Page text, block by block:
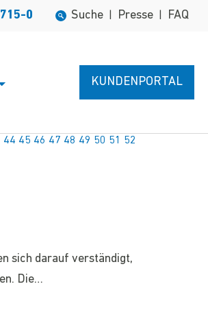
0 Suche Presse FAQ
KUNDENPORTAL
44 45 46 47 48 49 50 51
52
sich darauf verständigt,
Die…